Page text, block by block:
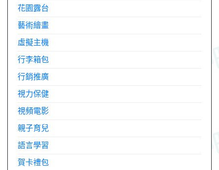
花園露台
藝術繪畫
虛擬主機
行李箱包
行銷推廣
視力保健
視頻電影
親子育兒
語言學習
賀卡禮包